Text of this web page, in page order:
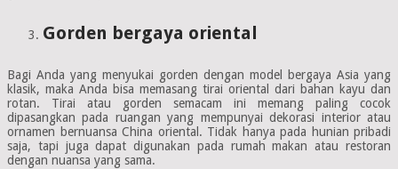
Gorden bergaya oriental
Bagi Anda yang menyukai gorden dengan model bergaya Asia yang
klasik, maka Anda bisa memasang tirai oriental dari bahan kayu dan
rotan. Tirai atau gorden semacam ini memang paling cocok
dipasangkan pada ruangan yang mempunyai dekorasi interior atau
ornamen bernuansa China oriental. Tidak hanya pada hunian pribadi
saja, tapi juga dapat digunakan pada rumah makan atau restoran
dengan nuansa yang sama.